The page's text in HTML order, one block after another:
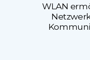
WLAN